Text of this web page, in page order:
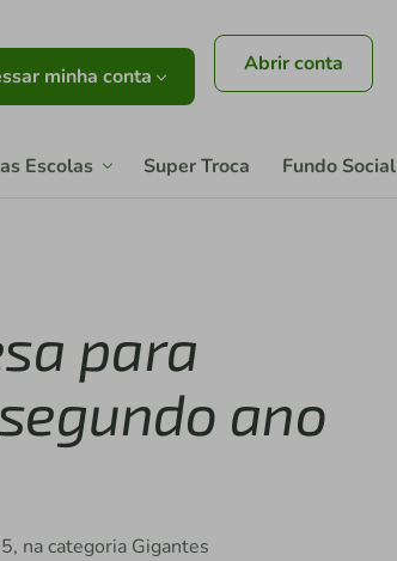
minha conta Abrir conta
Escolas Super Troca Fundo Social
para
ano
na categoria Gigantes